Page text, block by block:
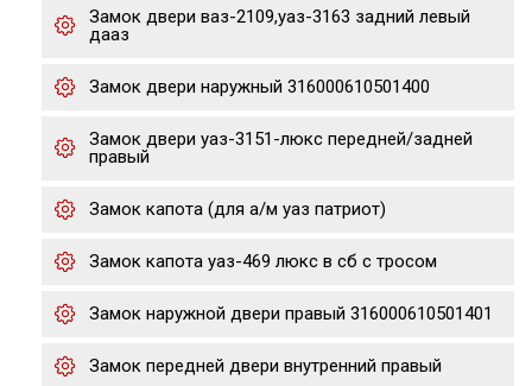
Замок двери ваз-2109,уаз-3163 задний левый
дааз
Замок двери наружный 316000610501400
Замок двери уаз-3151-люкс передней/задней
правый
Замок капота (для а/м уаз патриот)
Замок капота уаз-469 люкс в сб с тросом
Замок наружной двери правый 316000610501401
Замок передней двери внутренний правый